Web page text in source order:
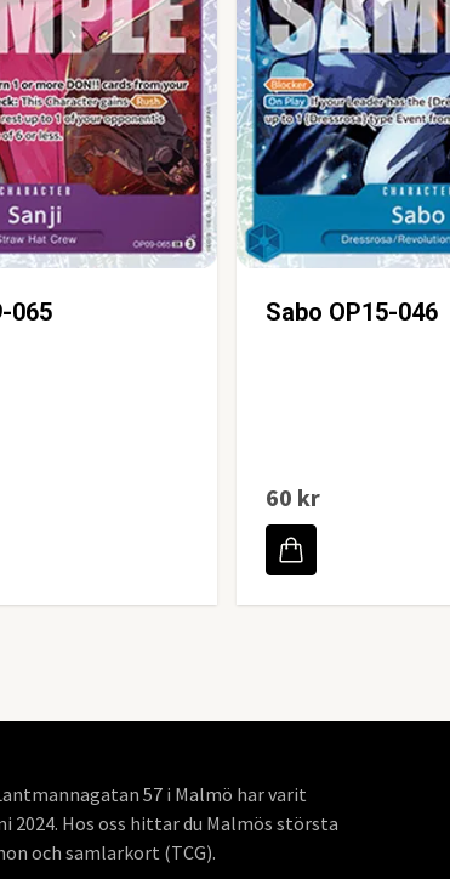
065 Sabo OP15-046
60 kr
57 i Malmö har varit
2024. Hos oss hittar du Malmös största
och samlarkort (TCG).